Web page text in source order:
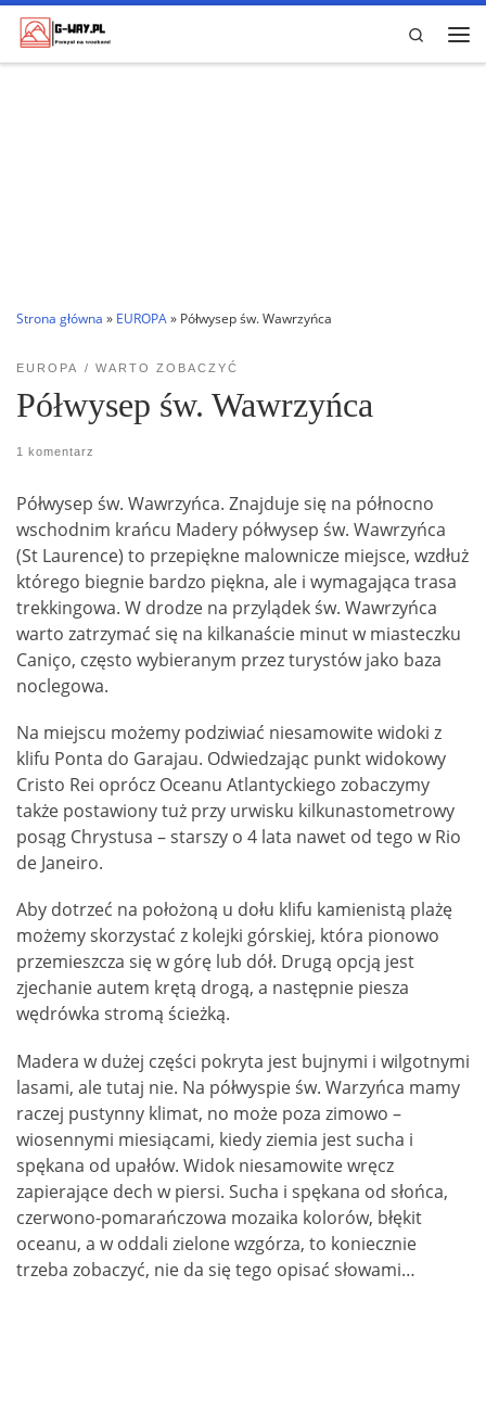
Przejdź do treści
Search
Strona główna » EUROPA» Półwysep św. Wawrzyńca
EUROPA WARTO ZOBACZYĆ
Półwysep św. Wawrzyńca
1 komentarz
Półwysep św. Wawrzyńca. Znajduje się na północno
wschodnim krańcu Madery półwysep św. Wawrzyńca
(St Laurence) to przepiękne malownicze miejsce, wzdłuż
którego biegnie bardzo piękna, ale i wymagająca trasa
trekkingowa. W drodze na przylądek św. Wawrzyńca
warto zatrzymać się na kilkanaście minut w miasteczku
Caniço, często wybieranym przez turystów jako baza
noclegowa.
Na miejscu możemy podziwiać niesamowite widoki z
klifu Ponta do Garajau. Odwiedzając punkt widokowy
Cristo Rei oprócz Oceanu Atlantyckiego zobaczymy
także postawiony tuż przy urwisku kilkunastometrowy
posąg Chrystusa – starszy o 4 lata nawet od tego w Rio
de Janeiro.
Aby dotrzeć na położoną u dołu klifu kamienistą plażę
możemy skorzystać z kolejki górskiej, która pionowo
przemieszcza się w górę lub dół. Drugą opcją jest
zjechanie autem krętą drogą, a następnie piesza
wędrówka stromą ścieżką.
Madera w dużej części pokryta jest bujnymi i wilgotnymi
lasami, ale tutaj nie. Na półwyspie św. Warzyńca mamy
raczej pustynny klimat, no może poza zimowo –
wiosennymi miesiącami, kiedy ziemia jest sucha i
spękana od upałów. Widok niesamowite wręcz
zapierające dech w piersi. Sucha i spękana od słońca,
czerwono-pomarańczowa mozaika kolorów, błękit
oceanu, a w oddali zielone wzgórza, to koniecznie
trzeba zobaczyć, nie da się tego opisać słowami…